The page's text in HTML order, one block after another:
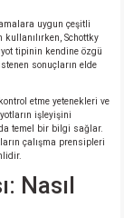
uygun çeşitli
Schottky
tipinin kendine özgü
sonuçların elde
etme yetenekleri ve
işleyişini
temel bir bilgi sağlar.
çalışma prensipleri
Nasıl